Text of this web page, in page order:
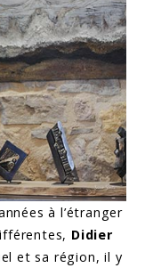
à l’étranger
Didier
et sa région, il y